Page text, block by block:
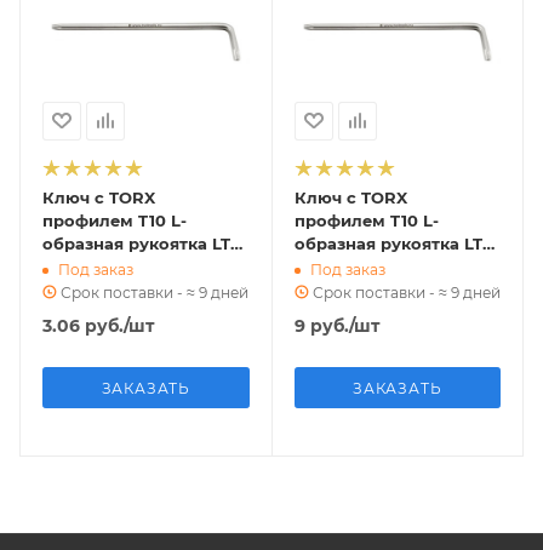
Ключ с TORX
профилем T10 L-
образная рукоятка LT10
ri.304.100
Под заказ
Срок поставки - ≈ 9 дней
3.06 руб./шт
ЗАКАЗАТЬ
Ключ с TORX
профилем T10 L-
образная рукоятка LT10
ri.240.122
Под заказ
Срок поставки - ≈ 9 дней
9руб./шт
ЗАКАЗАТЬ